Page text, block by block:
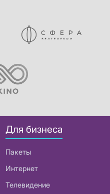
Для бизнеса
Пакеты
Интернет
Телевидение